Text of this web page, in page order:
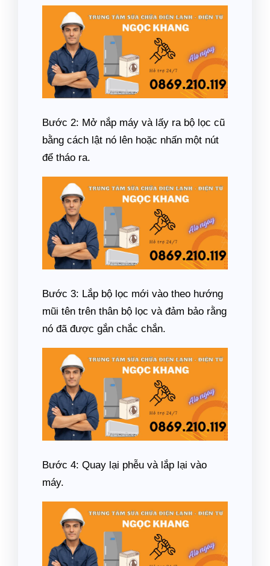
Bước 2: Mở nắp máy và lấy ra bộ lọc cũ
bằng cách lật nó lên hoặc nhấn một nút
để tháo ra.
Bước 3: Lắp bộ lọc mới vào theo hướng
mũi tên trên thân bộ lọc và đảm bảo rằng
nó đã được gắn chắc chắn.
Bước 4: Quay lại phễu và lắp lại vào
máy.